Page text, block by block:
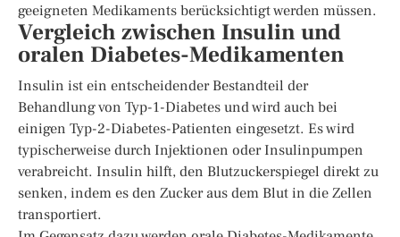
geeigneten Medikaments berücksichtigt werden müssen.
Vergleich zwischen Insulin und
oralen Diabetes-Medikamenten
Insulin ist ein entscheidender Bestandteil der
Behandlung von Typ-1-Diabetes und wird auch bei
einigen Typ-2-Diabetes-Patienten eingesetzt. Es wird
typischerweise durch Injektionen oder Insulinpumpen
verabreicht. Insulin hilft, den Blutzuckerspiegel direkt zu
senken, indem es den Zucker aus dem Blut in die Zellen
transportiert.